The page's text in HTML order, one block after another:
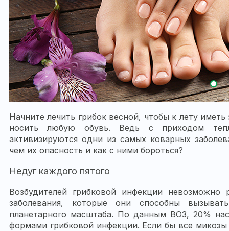
Начните лечить грибок весной, чтобы к лету
носить любую обувь. Ведь с приходом
активизируются одни из самых коварных
чем их опасность и как с ними бороться?
Недуг каждого пятого
Возбудителей грибковой инфекции невозможно
заболевания, которые они способны
планетарного масштаба. По данным ВОЗ, 20%
формами грибковой инфекции. Если бы все